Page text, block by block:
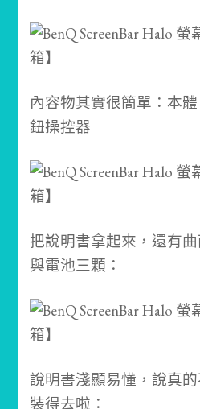
內容物其實很簡單：本
鈕操控器
把說明書拿起來，還有
與電池三顆：
說明書淺顯易懂，說真
裝得去啦：